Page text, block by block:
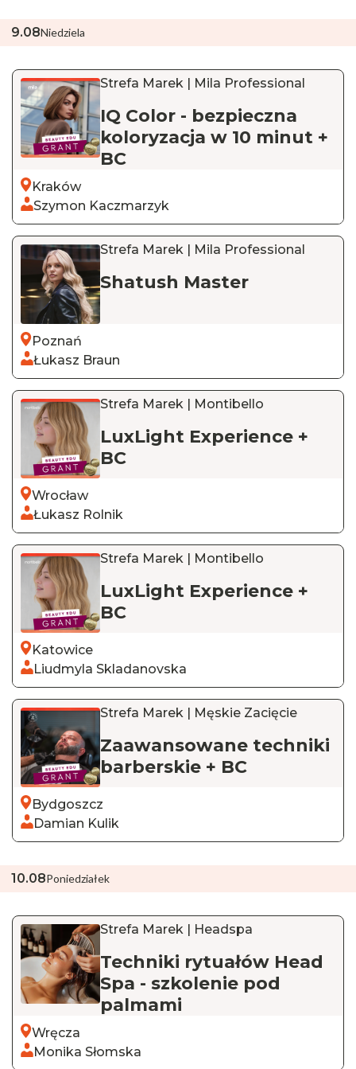
Niedziela
9.08
Strefa Marek | Mila Professional
IQ Color - bezpieczna
koloryzacja w 10 minut +
BC
Kraków
Szymon Kaczmarzyk
Strefa Marek | Mila Professional
Shatush Master
Poznań
Łukasz Braun
Strefa Marek | Montibello
LuxLight Experience +
BC
Wrocław
Łukasz Rolnik
Strefa Marek | Montibello
LuxLight Experience +
BC
Katowice
Liudmyla Skladanovska
Strefa Marek | Męskie Zacięcie
Zaawansowane techniki
barberskie + BC
Bydgoszcz
Damian Kulik
Poniedziałek
10.08
Strefa Marek | Headspa
Techniki rytuałów Head
Spa - szkolenie pod
palmami
Wręcza
Monika Słomska